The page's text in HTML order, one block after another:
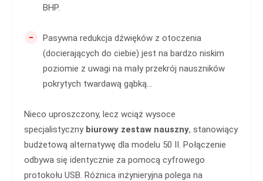
BHP.
-
Pasywna redukcja dźwięków z otoczenia
(docierających do ciebie) jest na bardzo niskim
poziomie z uwagi na mały przekrój nauszników
pokrytych twardawą gąbką...
Nieco uproszczony, lecz wciąż wysoce
specjalistyczny biurowy zestaw nauszny, stanowiący
budżetową alternatywę dla modelu 50 II. Połączenie
odbywa się identycznie za pomocą cyfrowego
protokołu USB. Różnica inżynieryjna polega na